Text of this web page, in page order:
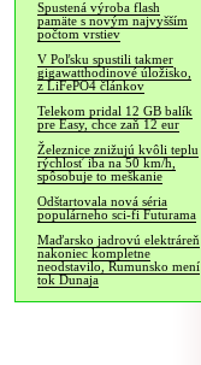
Spustená výroba flash
pamäte s novým najvyšším
počtom vrstiev
V Poľsku spustili takmer
gigawatthodinové úložisko,
z LiFePO4 článkov
Telekom pridal 12 GB balík
pre Easy, chce zaň 12 eur
Železnice znižujú kvôli teplu
rýchlosť iba na 50 km/h,
spôsobuje to meškanie
Odštartovala nová séria
populárneho sci-fi Futurama
Maďarsko jadrovú elektráreň
nakoniec kompletne
neodstavilo, Rumunsko mení
tok Dunaja